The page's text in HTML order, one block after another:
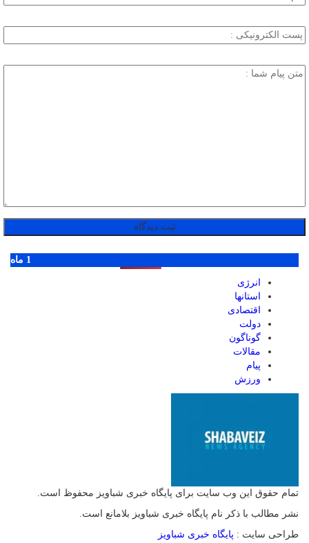
1 ماه
انرژی
استانها
اقتصادی
دولت
گوناگون
مقالات
پیام
ورزش
تمام حقوق این وب سایت برای پایگاه خبری شباویز محفوظ است.
نشر مطالب با ذکر نام پایگاه خبری شباویز بلامانع است.
طراحی سایت : پایگاه خبری شباویز